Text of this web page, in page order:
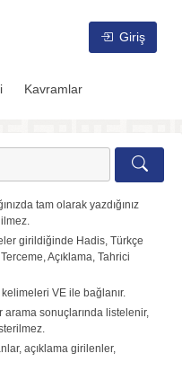
Kavramlar
Giriş
tam olarak yazdığınız
girildiğinde Hadis, Türkçe
Açıklama, Tahrici
VE ile bağlanır.
sonuçlarında listelenir,
açıklama girilenler,